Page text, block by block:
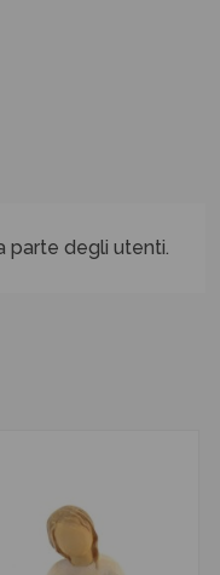
parte degli utenti.